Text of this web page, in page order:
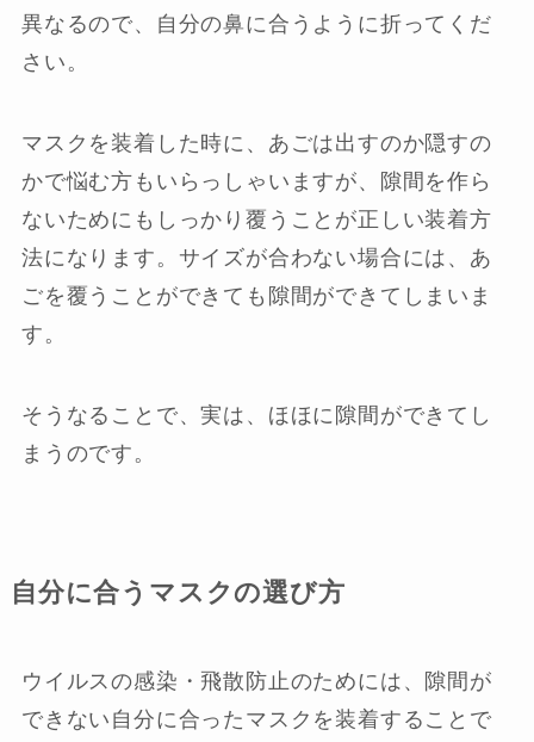
異なるので、自分の鼻に合うように折ってくだ
さい。
マスクを装着した時に、あごは出すのか隠すの
かで悩む方もいらっしゃいますが、隙間を作ら
ないためにもしっかり覆うことが正しい装着方
法になります。サイズが合わない場合には、あ
ごを覆うことができても隙間ができてしまいま
す。
そうなることで、実は、ほほに隙間ができてし
まうのです。
自分に合うマスクの選び方
ウイルスの感染・飛散防止のためには、隙間が
できない自分に合ったマスクを装着することで